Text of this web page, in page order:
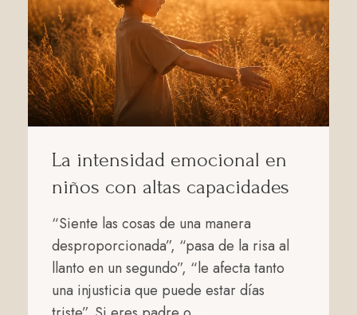
La intensidad emocional en
niños con altas capacidades
“Siente las cosas de una manera
desproporcionada”, “pasa de la risa al
llanto en un segundo”, “le afecta tanto
una injusticia que puede estar días